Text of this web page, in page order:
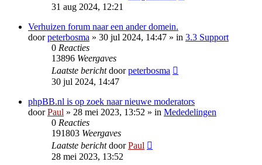
31 aug 2024, 12:21
Verhuizen forum naar een ander domein.
doorpeterbosma » 30 jul 2024, 14:47 » in 3.3 Support
0 Reacties
13896 Weergaves
Laatste berichtdoorpeterbosma
30 jul 2024, 14:47
phpBB.nl is op zoek naar nieuwe moderators
doorPaul » 28 mei 2023, 13:52 » in Mededelingen
0 Reacties
191803 Weergaves
Laatste berichtdoorPaul
28 mei 2023, 13:52